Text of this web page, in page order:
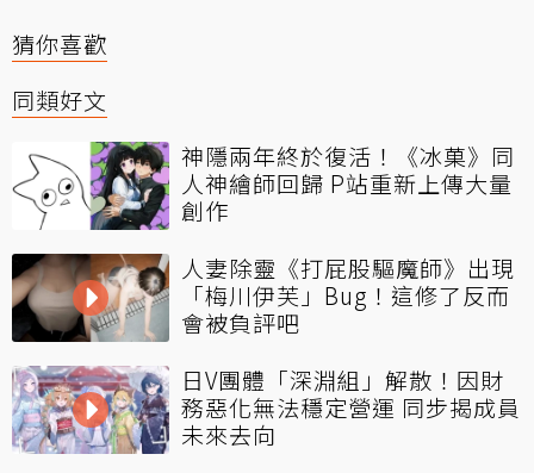
猜你喜歡
同類好文
神隱兩年終於復活！《冰菓》同
人神繪師回歸 P站重新上傳大量
創作
人妻除靈《打屁股驅魔師》出現
「梅川伊芙」Bug！這修了反而
會被負評吧
日V團體「深淵組」解散！因財
務惡化無法穩定營運 同步揭成員
未來去向